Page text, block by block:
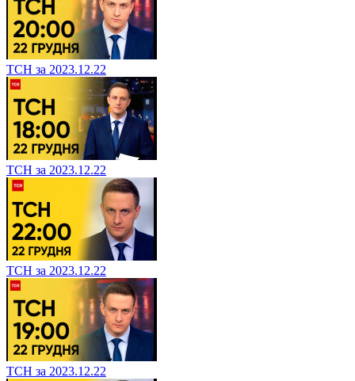
ТСН за 2023.12.22
ТСН за 2023.12.22
ТСН за 2023.12.22
ТСН за 2023.12.22